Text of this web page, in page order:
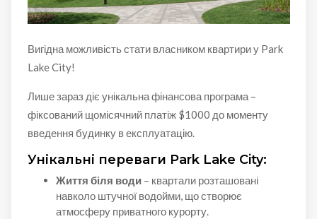
Вигідна можливість стати власником квартири у Park
Lake City!
Лише зараз діє унікальна фінансова програма –
фіксований щомісячний платіж $1000 до моменту
введення будинку в експлуатацію.
Унікальні переваги Park Lake City:
Життя біля води– квартали розташовані
навколо штучної водойми, що створює
атмосферу приватного курорту.